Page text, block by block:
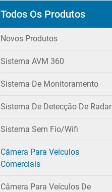
Todos Os Produtos
Novos Produtos
Sistema AVM 360
Sistema De Monitoramento
Sistema De Detecção De Radar
Sistema Sem Fio/wifi
Câmera Para Veículos
Comerciais
Câmera Para Veículos De